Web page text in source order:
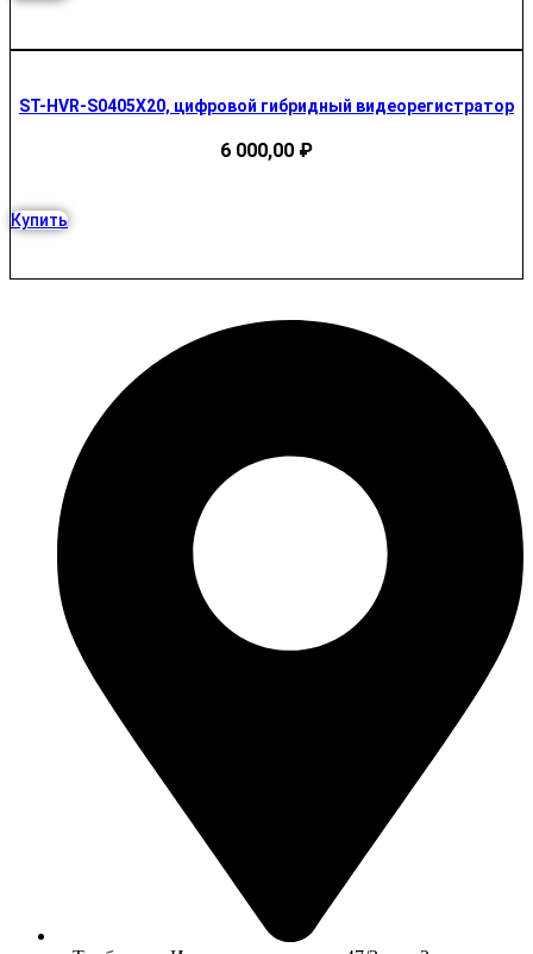
ST-HVR-S0405X20, цифровой гибридный видеорегистратор
6 000,00 ₽
Купить